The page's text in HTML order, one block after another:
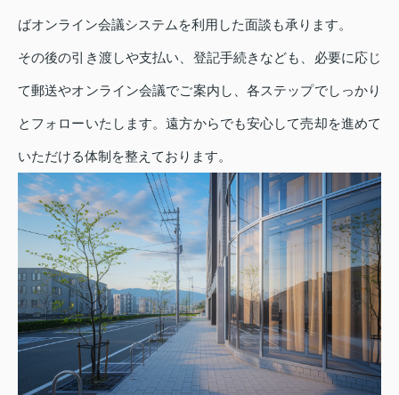
ばオンライン会議システムを利用した面談も承ります。
その後の引き渡しや支払い、登記手続きなども、必要に応じ
て郵送やオンライン会議でご案内し、各ステップでしっかり
とフォローいたします。遠方からでも安心して売却を進めて
いただける体制を整えております。